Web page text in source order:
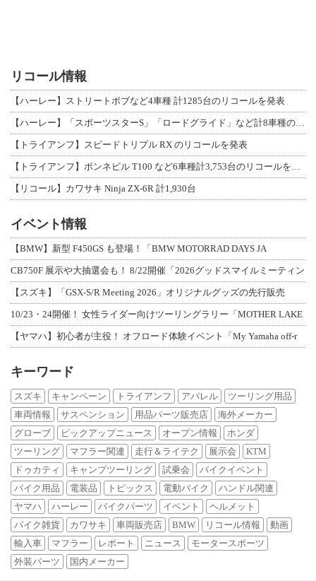
リコール情報
【ハーレー】ストリートボブなど4車種 計1285台のリコールを発表
【トライアンフ】スピードトリプル RX のリコールを発表
【リコール】カワサキ Ninja ZX-6R 計1,930台
イベント情報
【BMW】新型 F450GS も登場！「BMW MOTORRAD DAYS JA
CB750F 展示や大抽選会も！ 8/22開催「2026グッドスマイルミーティン
【スズキ】「GSX-S/R Meeting 2026」オリジナルグッズの先行販売
10/23・24開催！ 女性ライダー向けツーリングラリー「MOTHER LAKE
【ヤマハ】初心者が主役！ オフロード体験イベント「My Yamaha off-r
キーワード
スズキ キャンペーン トライアンフ アパレル
ツーリング用品
車両情報
サスペンション 用品パーツ販売店
海外メーカー
グローブ
ピックアップニュース オープン情報
ホンダ
ツーリング
マフラー関連 走行＆ライテク 展示会
KTM
ドゥカティ
キャンプツーリング 試乗会
バイクイベント
バイク用品
電装品 トピックス 電動バイク
ハンドル関連
ヤマハ
ハーレー バイクパーツ イベント
ヘルメット
バイク雑貨
カワサキ 車両販売店 BMW リコール情報
動画
輸入車
マフラー レポート ニュース
モータースポーツ
外装パーツ
国内メーカー